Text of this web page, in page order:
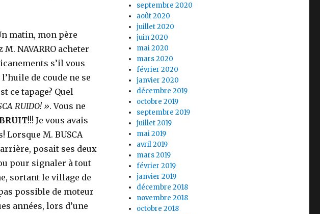
matin, mon père
NAVARRO acheter
s’il vous
de coude ne se
ce tapage? Quel
RUIDO! ». Vous ne
!!! Je vous avais
Lorsque M. BUSCA
posait ses deux
pour signaler à tout
sortant le village de
possible de moteur
années, lors d’une
septembre 2020
août 2020
juillet 2020
juin 2020
mai 2020
mars 2020
février 2020
janvier 2020
décembre 2019
octobre 2019
septembre 2019
juillet 2019
mai 2019
avril 2019
mars 2019
février 2019
janvier 2019
décembre 2018
novembre 2018
octobre 2018